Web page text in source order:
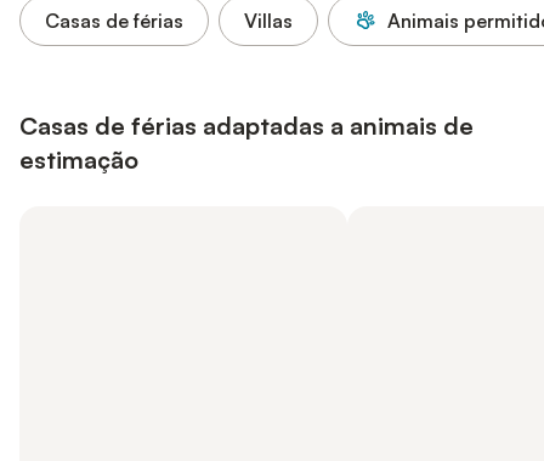
Casas de férias Villas Animais
Casas de férias adaptadas a animais de
estimação